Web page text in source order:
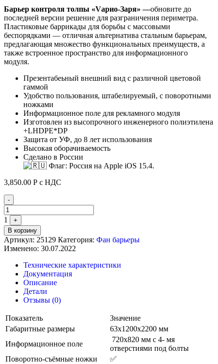
Барьер контроля толпы «Vарио-Заря» —обновите до
последней версии решение для разграничения периметра.
Пластиковые баррикады для борьбы с массовыми
беспорядками — отличная альтернатива стальным барьерам,
предлагающая множество функциональных преимуществ, а
также встроенное пространство для информационного
модуля.
Презентабеьный внешний вид с различной цветовой
гаммой
Удобство пользования, штабелируемый, с поворотными
ножками
Информационное поле для рекламного модуля
Изготовлен из высопрочного инженерного полиэтилена
+LHDPE*DP
Защита от УФ, до 8 лет использования
Высокая оборачиваемость
Сделано в России
3,850.00 Р с НДС
Quantity
-
1
+
В корзину
Артикул: 25129 Категория: Фан барьеры
Изменено: 30.07.2022
Технические характеристики
Документация
Описание
Детали
Отзывы (0)
Показатель
Значение
Габаритные размеры
63х1200х2200 мм
Информационное поле
720х820 мм с 4- мя
отверстиями под болты
Поворотно-съёмные ножки
✅